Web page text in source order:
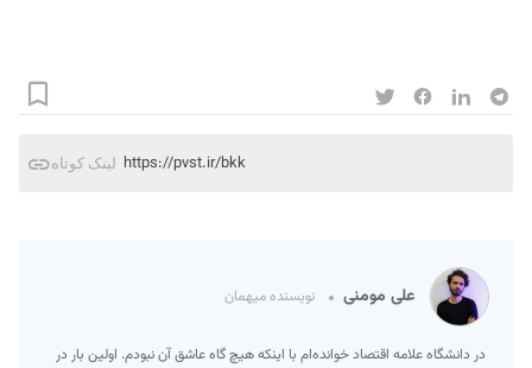
لینک کوتاه https://pvst.ir/bkk
علی مومنی نویسنده میهمان
در دانشگاه علامه اقتصاد خوانده‌ام با اینکه هیچ گاه عاشق آن نبودم. اولین بار در